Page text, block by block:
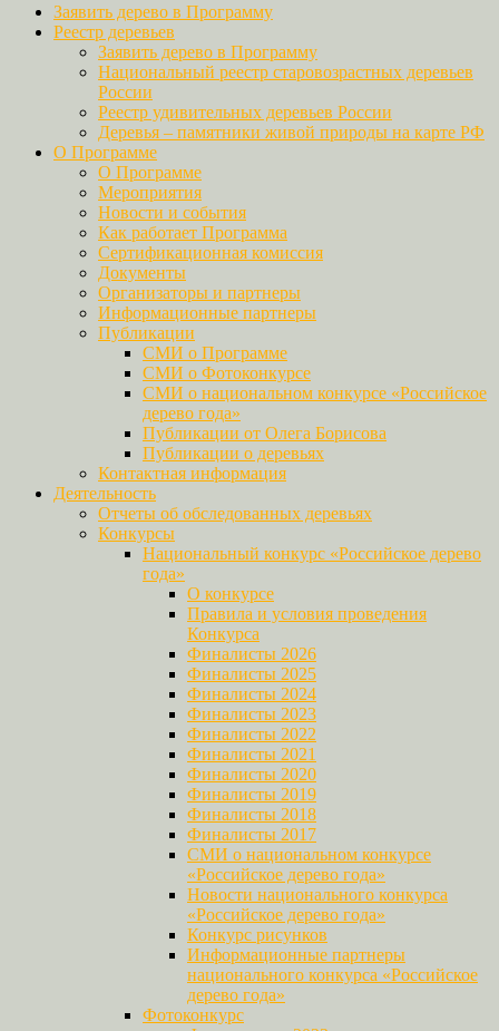
Заявить дерево в Программу
Реестр деревьев
Заявить дерево в Программу
Национальный реестр старовозрастных деревьев
России
Реестр удивительных деревьев России
Деревья – памятники живой природы на карте РФ
О Программе
О Программе
Мероприятия
Новости и события
Как работает Программа
Сертификационная комиссия
Документы
Организаторы и партнеры
Информационные партнеры
Публикации
СМИ о Программе
СМИ о Фотоконкурсе
СМИ о национальном конкурсе «Российское
дерево года»
Публикации от Олега Борисова
Публикации о деревьях
Контактная информация
Деятельность
Отчеты об обследованных деревьях
Конкурсы
Национальный конкурс «Российское дерево
года»
О конкурсе
Правила и условия проведения
Конкурса
Финалисты 2026
Финалисты 2025
Финалисты 2024
Финалисты 2023
Финалисты 2022
Финалисты 2021
Финалисты 2020
Финалисты 2019
Финалисты 2018
Финалисты 2017
СМИ о национальном конкурсе
«Российское дерево года»
Новости национального конкурса
«Российское дерево года»
Конкурс рисунков
Информационные партнеры
национального конкурса «Российское
дерево года»
Фотоконкурс